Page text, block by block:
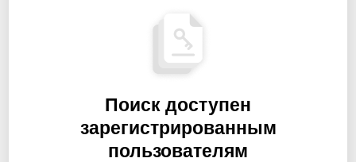
Поиск доступен
зарегистрированным
пользователям